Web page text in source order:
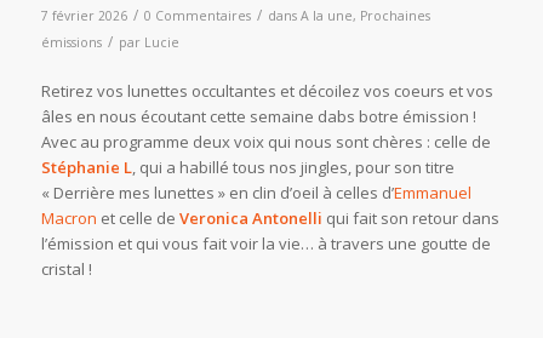
7 février 2026 / 0 Commentaires / dans A la une, Prochaines
émissions / par Lucie
Retirez vos lunettes occultantes et décoilez vos coeurs et vos
âles en nous écoutant cette semaine dabs botre émission !
Avec au programme deux voix qui nous sont chères : celle de
Stéphanie L, qui a habillé tous nos jingles, pour son titre
« Derrière mes lunettes » en clin d’oeil à celles d’Emmanuel
Macron et celle de Veronica Antonelli qui fait son retour dans
l’émission et qui vous fait voir la vie… à travers une goutte de
cristal !